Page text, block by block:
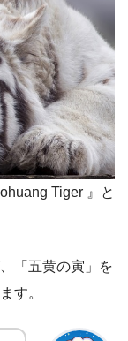
Tiger 』と
「五黄の寅」を
す。